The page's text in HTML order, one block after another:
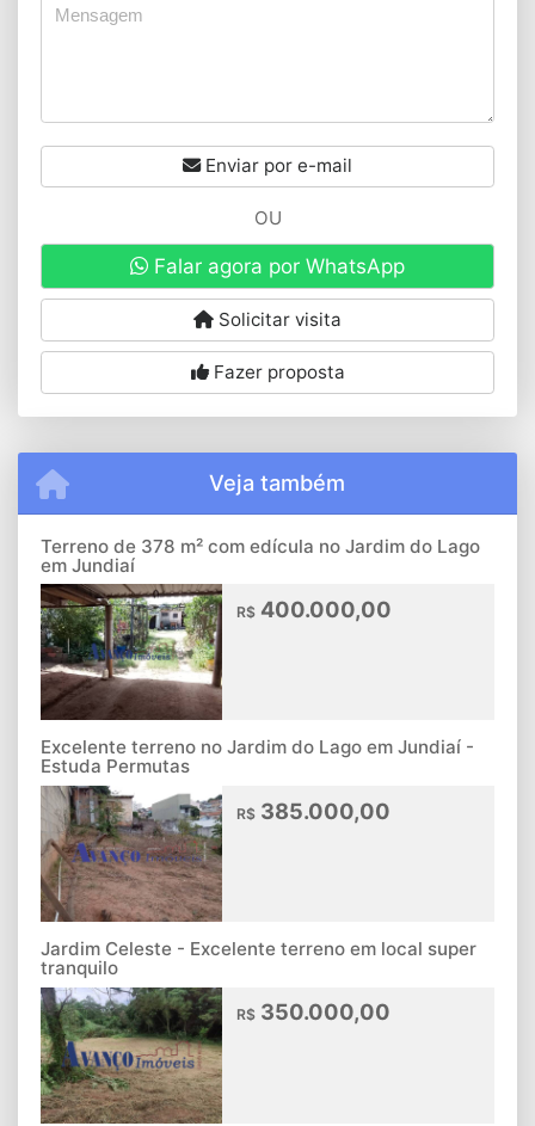
Enviar por e-mail
OU
Falar agora por WhatsApp
Solicitar visita
Fazer proposta
Veja também
Terreno de 378 m² com edícula no Jardim do Lago
em Jundiaí
R$ 400.000,00
Excelente terreno no Jardim do Lago em Jundiaí -
Estuda Permutas
R$ 385.000,00
Jardim Celeste - Excelente terreno em local super
tranquilo
R$ 350.000,00